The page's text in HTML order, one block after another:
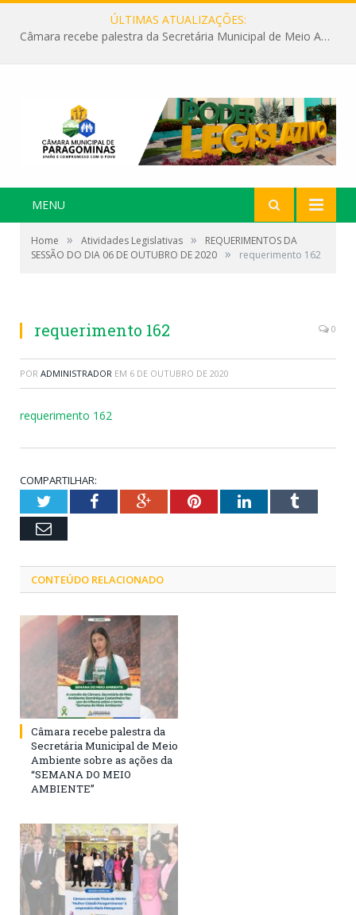
ÚLTIMAS ATUALIZAÇÕES:
Câmara recebe palestra da Secretária Municipal de Meio Ambiente sobre as ações da “SEMANA DO MEIO AMBIENTE”
MENU
Home » Atividades Legislativas »
REQUERIMENTOS DA
SESSÃO DO DIA 06 DE OUTUBRO DE 2020 » requerimento 162
requerimento 162 0
POR ADMINISTRADOR EM 6 DE OUTUBRO DE 2020
requerimento 162
COMPARTILHAR:
TwitterFacebookGoogle+PinterestLinkedInTumblr
Email
CONTEÚDO RELACIONADO
Câmara recebe palestra da
Secretária Municipal de Meio
Ambiente sobre as ações da
“SEMANA DO MEIO
AMBIENTE”